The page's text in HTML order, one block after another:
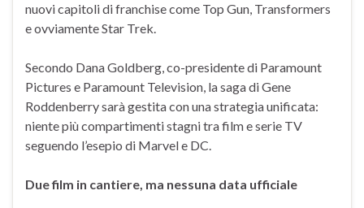
nuovi capitoli di franchise come Top Gun, Transformers
e ovviamente Star Trek.
Secondo Dana Goldberg, co-presidente di Paramount
Pictures e Paramount Television, la saga di Gene
Roddenberry sarà gestita con una strategia unificata:
niente più compartimenti stagni tra film e serie TV
seguendo l’esepio di Marvel e DC.
Due film in cantiere, ma nessuna data ufficiale